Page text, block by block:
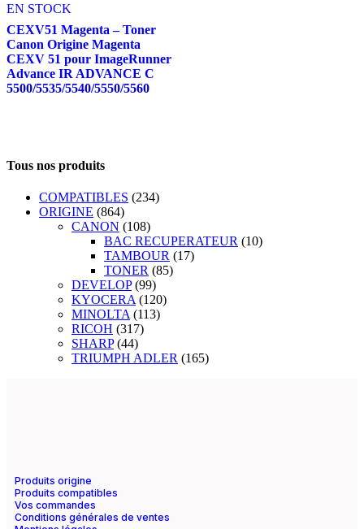
EN STOCK
CEXV51 Magenta – Toner
Canon Origine Magenta
CEXV 51 pour ImageRunner
Advance IR ADVANCE C
5500/5535/5540/5550/5560
Tous nos produits
COMPATIBLES (234)
ORIGINE (864)
CANON (108)
BAC RECUPERATEUR (10)
TAMBOUR (17)
TONER (85)
DEVELOP (99)
KYOCERA (120)
MINOLTA (113)
RICOH (317)
SHARP (44)
TRIUMPH ADLER (165)
Produits origine
Produits compatibles
Vos commandes
Conditions générales de ventes